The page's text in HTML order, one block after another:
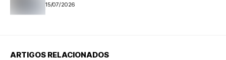
15/07/2026
ARTIGOS RELACIONADOS